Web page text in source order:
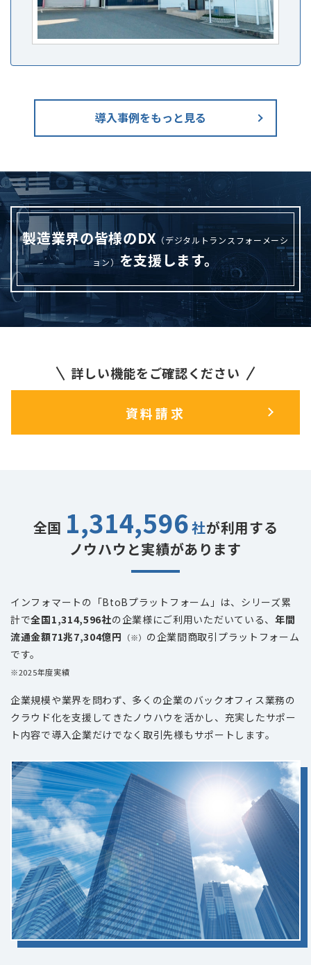
導入事例をもっと見る
製造業界の皆様のDX （デジタルトランスフォーメーシ
ョン）を支援します。
詳しい機能をご確認ください
資料請求
全国 1,314,596社が利用する
ノウハウと実績があります
インフォマートの「BtoBプラットフォーム」は、シリーズ累
計で全国1,314,596社の企業様にご利用いただいている、年間
流通金額71兆7,304億円 （※） の企業間商取引プラットフォーム
です。
※2025年度実績
企業規模や業界を問わず、多くの企業のバックオフィス業務の
クラウド化を支援してきたノウハウを活かし、充実したサポー
ト内容で導入企業だけでなく取引先様もサポートします。